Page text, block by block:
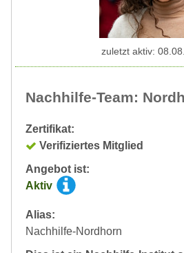
Nachhilfe-Team:
Zertifikat:
Verifiziertes Mitglied
Angebot ist:
Aktiv
Alias:
Nachhilfe-Nordhorn
zuletzt aktiv: